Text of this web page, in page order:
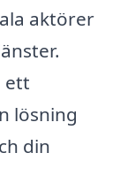
aktörer
ett
lösning
din